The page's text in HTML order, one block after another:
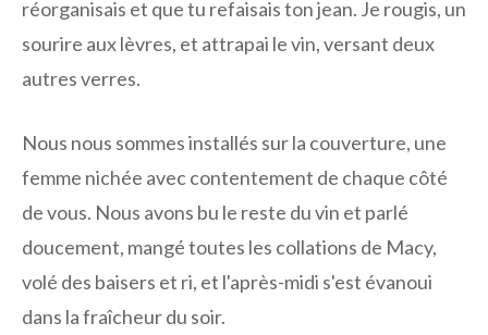
réorganisais et que tu refaisais ton jean. Je rougis, un
sourire aux lèvres, et attrapai le vin, versant deux
autres verres.
Nous nous sommes installés sur la couverture, une
femme nichée avec contentement de chaque côté
de vous. Nous avons bu le reste du vin et parlé
doucement, mangé toutes les collations de Macy,
volé des baisers et ri, et l'après-midi s'est évanoui
dans la fraîcheur du soir.